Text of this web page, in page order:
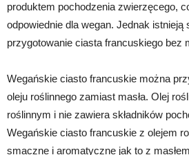
produktem pochodzenia zwierzęcego,
odpowiednie dla wegan. Jednak istnieją
przygotowanie ciasta francuskiego bez
Wegańskie ciasto francuskie można
oleju roślinnego zamiast masła. Olej
roślinnym i nie zawiera składników
Wegańskie ciasto francuskie z olejem
smaczne i aromatyczne jak to z